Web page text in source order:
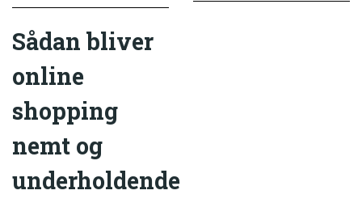
Sådan bliver
online
shopping
nemt og
underholdende